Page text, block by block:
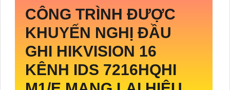
CÔNG TRÌNH ĐƯỢC
KHUYẾN NGHỊ ĐẦU
GHI HIKVISION 16
KÊNH IDS 7216HQHI